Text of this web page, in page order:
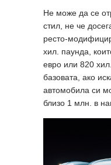
Не може да се
стил, не че
ресто-
хил. паунда,
евро или 820
базовата, ако
автомобила си
близо 1 млн. в